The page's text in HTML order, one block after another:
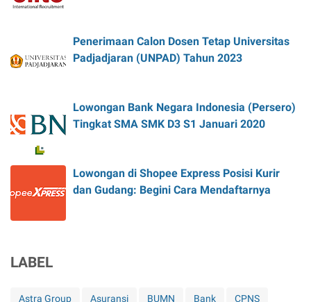
Penerimaan Calon Dosen Tetap Universitas
Padjadjaran (UNPAD) Tahun 2023
Lowongan Bank Negara Indonesia (Persero)
Tingkat SMA SMK D3 S1 Januari 2020
Lowongan di Shopee Express Posisi Kurir
dan Gudang: Begini Cara Mendaftarnya
LABEL
Astra Group Asuransi BUMN Bank CPNS